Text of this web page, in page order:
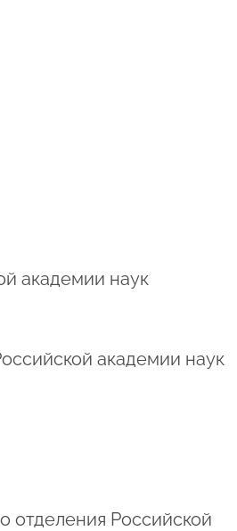
академии наук
академии наук
отделения Российской